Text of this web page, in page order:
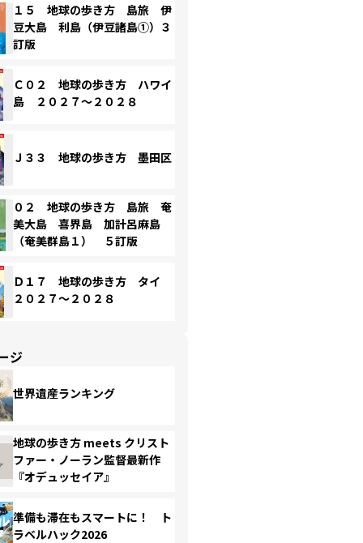
１５ 地球の歩き方 島旅 伊
豆大島 利島（伊豆諸島①）３
訂版
Ｃ０２ 地球の歩き方 ハワイ
島 ２０２７～２０２８
Ｊ３３ 地球の歩き方 墨田区
０２ 地球の歩き方 島旅 奄
美大島 喜界島 加計呂麻島
（奄美群島１） ５訂版
Ｄ１７ 地球の歩き方 タイ
２０２７～２０２８
ジ
世界遺産ランキング
地球の歩き方 meets クリスト
ファー・ノーラン監督最新作
『オデュッセイア』
準備も滞在もスマートに！ ト
ラベルハック2026